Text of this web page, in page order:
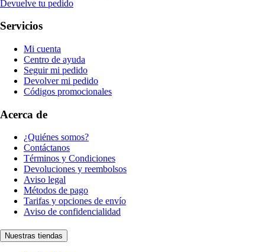
Devuelve tu pedido
Servicios
Mi cuenta
Centro de ayuda
Seguir mi pedido
Devolver mi pedido
Códigos promocionales
Acerca de
¿Quiénes somos?
Contáctanos
Términos y Condiciones
Devoluciones y reembolsos
Aviso legal
Métodos de pago
Tarifas y opciones de envío
Aviso de confidencialidad
Nuestras tiendas